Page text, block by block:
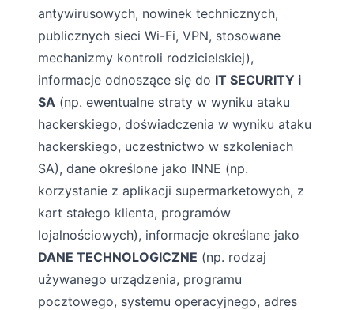
antywirusowych, nowinek technicznych,
publicznych sieci Wi-Fi, VPN, stosowane
mechanizmy kontroli rodzicielskiej),
informacje odnoszące się do IT SECURITY i
SA (np. ewentualne straty w wyniku ataku
hackerskiego, doświadczenia w wyniku ataku
hackerskiego, uczestnictwo w szkoleniach
SA), dane określone jako INNE (np.
korzystanie z aplikacji supermarketowych, z
kart stałego klienta, programów
lojalnościowych), informacje określane jako
DANE TECHNOLOGICZNE (np. rodzaj
używanego urządzenia, programu
pocztowego, systemu operacyjnego, adres